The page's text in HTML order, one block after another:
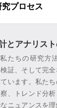
プロセス
とアナリス
たちの研究方
証、そして完
います。私た
、トレンド分
ニュアンスを